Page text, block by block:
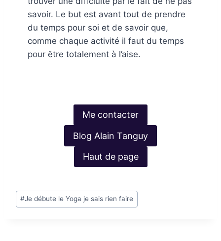
savoir. Le but est avant tout de prendre
du temps pour soi et de savoir que,
comme chaque activité il faut du temps
pour être totalement à l’aise.
Me contacter
Blog Alain Tanguy
Haut de page
Étiquettes
de
#Je débute le Yoga je sais rien faire